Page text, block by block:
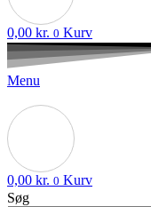
0,00 kr. 0 Kurv
Menu
0,00 kr. 0 Kurv
Søg